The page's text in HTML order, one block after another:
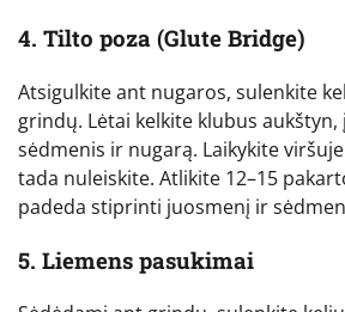
4. Tilto poza (Glute Bridge)
Atsigulkite ant nugaros, sulenkite
grindų. Lėtai kelkite klubus
sėdmenis ir nugarą. Laikykite
tada nuleiskite. Atlikite 12–15
padeda stiprinti juosmenį ir
5. Liemens pasukimai